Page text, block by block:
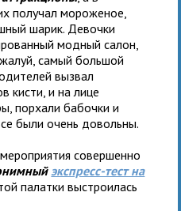
получал мороженое,
шарик. Девочки
модный салон,
самый большой
вызвал
кисти, и на лице
порхали бабочки и
были очень довольны.
совершенно
экспресс-тест на
палатки выстроилась